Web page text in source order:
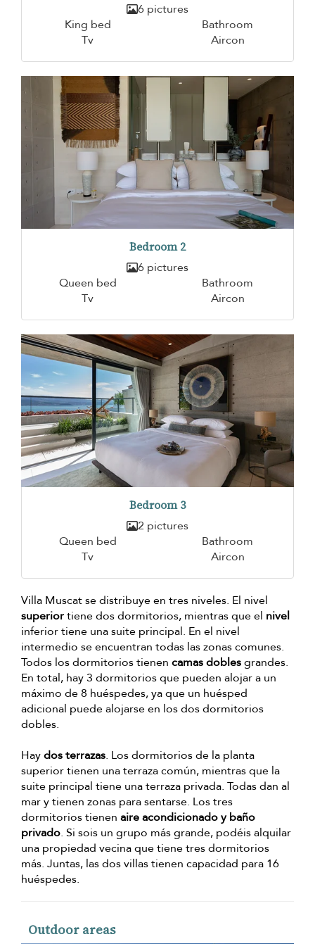
6 pictures
King bed
Bathroom
Tv
Aircon
Bedroom 2
6 pictures
Queen bed
Bathroom
Tv
Aircon
Bedroom 3
2 pictures
Queen bed
Bathroom
Tv
Aircon
Villa Muscat se distribuye en tres niveles. El nivel
superiortiene dos dormitorios, mientras que el nivel
inferior tiene una suite principal. En el nivel
intermedio se encuentran todas las zonas comunes.
Todos los dormitorios tienen camas doblesgrandes.
En total, hay 3 dormitorios que pueden alojar a un
máximo de 8 huéspedes, ya que un huésped
adicional puede alojarse en los dos dormitorios
dobles.
Haydos terrazas. Los dormitorios de la planta
superior tienen una terraza común, mientras que la
suite principal tiene una terraza privada. Todas dan al
mar y tienen zonas para sentarse. Los tres
dormitorios tienen aire acondicionado y baño
privado. Si sois un grupo más grande, podéis alquilar
una propiedad vecina que tiene tres dormitorios
más. Juntas, las dos villas tienen capacidad para 16
huéspedes.
Outdoor areas